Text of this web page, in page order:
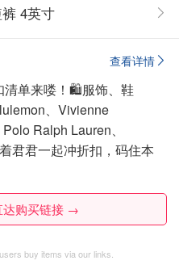
4英寸
查看详情
清单来喽！🛍️服饰、鞋
、Vivienne
Ralph Lauren、
君君一起冲折扣，码住本
达购买链接 →
buy items via our links.